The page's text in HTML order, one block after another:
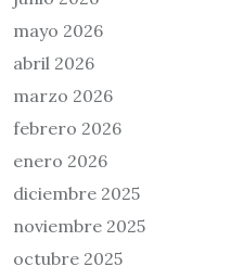
mayo 2026
abril 2026
marzo 2026
febrero 2026
enero 2026
diciembre 2025
noviembre 2025
octubre 2025